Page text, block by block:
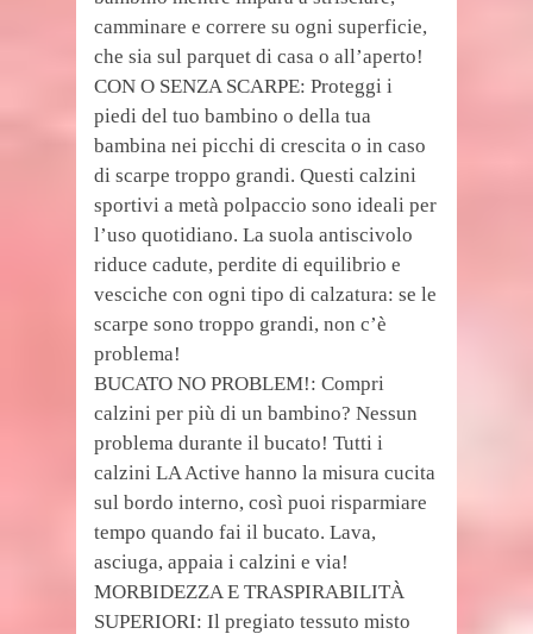
camminare e correre su ogni superficie,
che sia sul parquet di casa o all’aperto!
CON O SENZA SCARPE: Proteggi i
piedi del tuo bambino o della tua
bambina nei picchi di crescita o in caso
di scarpe troppo grandi. Questi calzini
sportivi a metà polpaccio sono ideali per
l’uso quotidiano. La suola antiscivolo
riduce cadute, perdite di equilibrio e
vesciche con ogni tipo di calzatura: se le
scarpe sono troppo grandi, non c’è
problema!
BUCATO NO PROBLEM!: Compri
calzini per più di un bambino? Nessun
problema durante il bucato! Tutti i
calzini LA Active hanno la misura cucita
sul bordo interno, così puoi risparmiare
tempo quando fai il bucato. Lava,
asciuga, appaia i calzini e via!
MORBIDEZZA E TRASPIRABILITÀ
SUPERIORI: Il pregiato tessuto misto